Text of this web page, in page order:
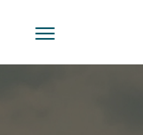
Toggle